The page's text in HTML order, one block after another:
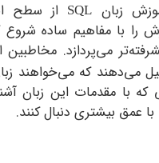
SQLاز سطح ابتدایی
ساده شروع کرده و
مخاطبین اصلی
که می‌خواهند زبانSQL
این زبان آشنایی
دنبال کنند.